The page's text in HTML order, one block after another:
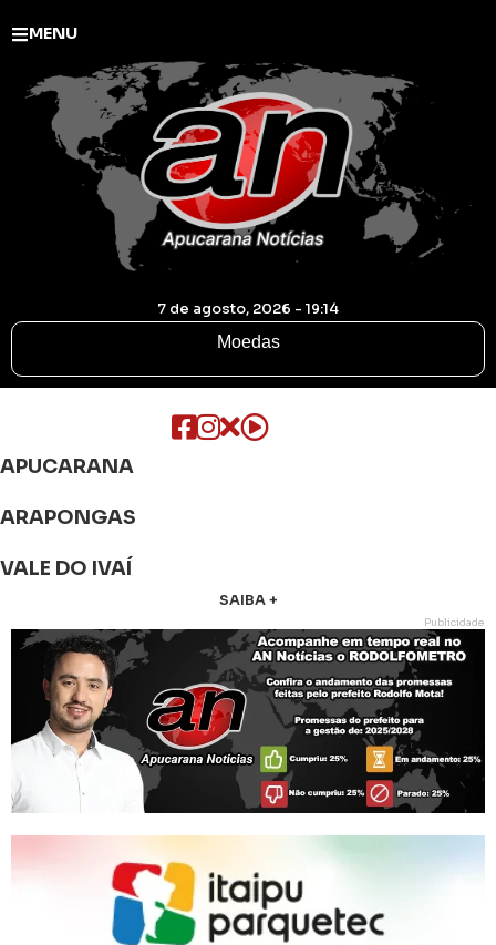
MENU
7 de agosto, 2026 - 19:14
Moedas
APUCARANA
ARAPONGAS
VALE DO IVAÍ
SAIBA +
Publicidade